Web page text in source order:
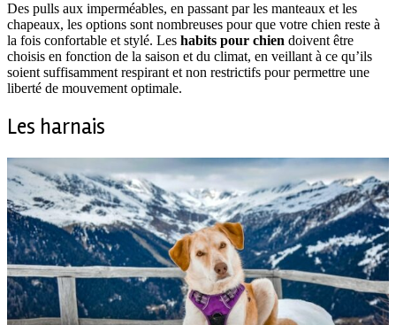
Des pulls aux imperméables, en passant par les manteaux et les
chapeaux, les options sont nombreuses pour que votre chien reste à
la fois confortable et stylé. Les habits pour chien doivent être
choisis en fonction de la saison et du climat, en veillant à ce qu’ils
soient suffisamment respirant et non restrictifs pour permettre une
liberté de mouvement optimale.
Les harnais